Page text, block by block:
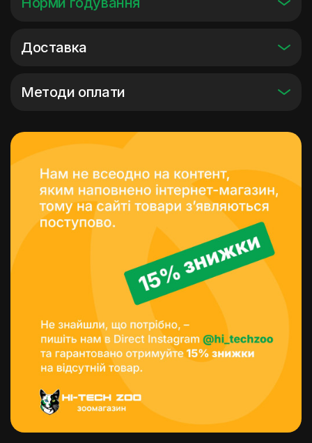
Доставка
Методи оплати